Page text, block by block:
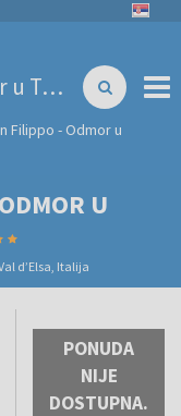
Villa San Filippo - Odmor u Toskani
Filippo - Odmor u
U
dʼElsa, Italija
PONUDA
NIJE
DOSTUPNA.